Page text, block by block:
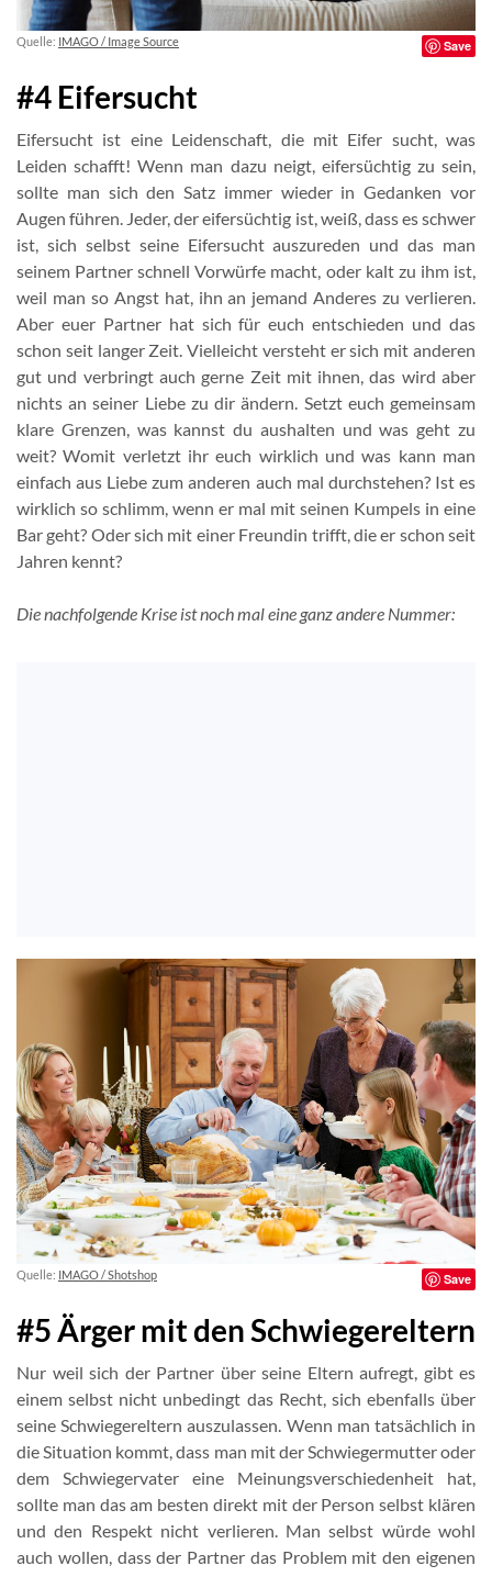
Quelle: IMAGO / Image Source Save
#4 Eifersucht
Eifersucht ist eine Leidenschaft, die mit Eifer sucht, was
Leiden schafft! Wenn man dazu neigt, eifersüchtig zu sein,
sollte man sich den Satz immer wieder in Gedanken vor
Augen führen. Jeder, der eifersüchtig ist, weiß, dass es schwer
ist, sich selbst seine Eifersucht auszureden und das man
seinem Partner schnell Vorwürfe macht, oder kalt zu ihm ist,
weil man so Angst hat, ihn an jemand Anderes zu verlieren.
Aber euer Partner hat sich für euch entschieden und das
schon seit langer Zeit. Vielleicht versteht er sich mit anderen
gut und verbringt auch gerne Zeit mit ihnen, das wird aber
nichts an seiner Liebe zu dir ändern. Setzt euch gemeinsam
klare Grenzen, was kannst du aushalten und was geht zu
weit? Womit verletzt ihr euch wirklich und was kann man
einfach aus Liebe zum anderen auch mal durchstehen? Ist es
wirklich so schlimm, wenn er mal mit seinen Kumpels in eine
Bar geht? Oder sich mit einer Freundin trifft, die er schon seit
Jahren kennt?
Die nachfolgende Krise ist noch mal eine ganz andere Nummer:
Quelle: IMAGO / Shotshop Save
#5 Ärger mit den Schwiegereltern
Nur weil sich der Partner über seine Eltern aufregt, gibt es
einem selbst nicht unbedingt das Recht, sich ebenfalls über
seine Schwiegereltern auszulassen. Wenn man tatsächlich in
die Situation kommt, dass man mit der Schwiegermutter oder
dem Schwiegervater eine Meinungsverschiedenheit hat,
sollte man das am besten direkt mit der Person selbst klären
und den Respekt nicht verlieren. Man selbst würde wohl
auch wollen, dass der Partner das Problem mit den eigenen